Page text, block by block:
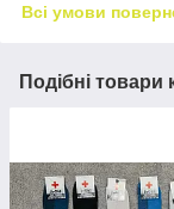
Всі умови
Подібні товари